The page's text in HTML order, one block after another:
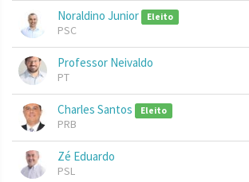
Noraldino Junior Eleito
PSC
Professor Neivaldo
PT
Charles Santos Eleito
PRB
Zé Eduardo
PSL